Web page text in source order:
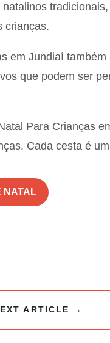
crianças.
em Jundiaí
que podem ser
Para Crianças
Cada cesta é
NATAL
ARTICLE →